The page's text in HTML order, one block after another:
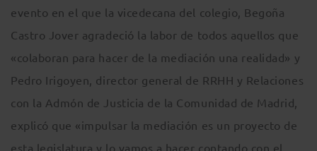
evento en el que la vicedecana del colegio, Begoña
Castro Jover agradeció la labor de todos aquellos que
«colaboran para hacer de la mediación una realidad» y
Pedro Irigoyen, director general de RRHH y Relaciones
con la Admón de Justicia de la Comunidad de Madrid,
explicó que «impulsar la mediación es un proyecto de
esta legislatura y lo vamos a hacer contando con el